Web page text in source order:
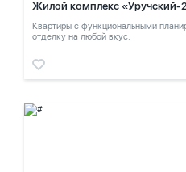
Жилой комплекс
Квартиры с функциональными
отделку на любой вкус.